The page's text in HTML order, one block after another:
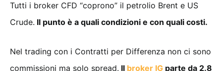
Tutti i broker CFD “coprono” il petrolio Brent e US
Crude. Il punto è a quali condizioni e con quali costi.
Nel trading con i Contratti per Differenza non ci sono
commissioni ma solo spread. Il broker IG parte da 2.8